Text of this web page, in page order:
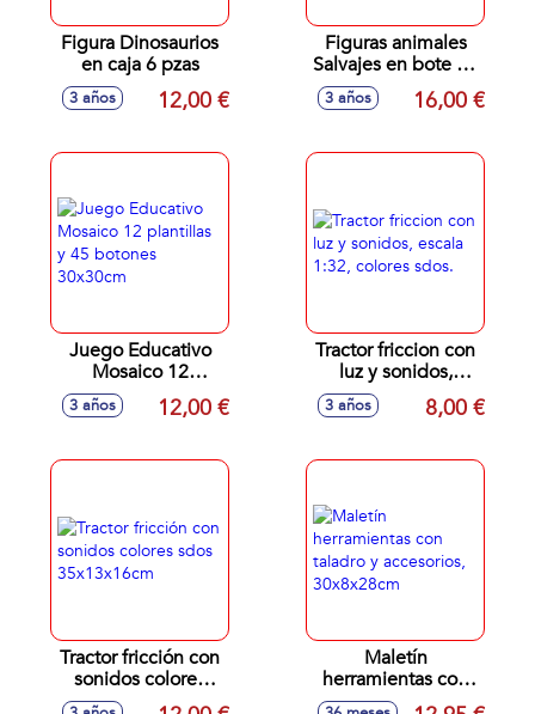
Figura Dinosaurios
en caja 6 pzas
3 años 12,00 €
Figuras animales
Salvajes en bote 30
pzas
3 años 16,00 €
Juego Educativo
Mosaico 12
plantillas y 45
botones 30x30cm
3 años 12,00 €
Tractor friccion con
luz y sonidos,
escala 1:32, colores
sdos.
3 años 8,00 €
Tractor fricción con
sonidos colores
sdos 35x13x16cm
Maletín
herramientas con
taladro y